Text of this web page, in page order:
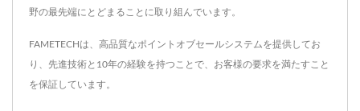
野の最先端にとどまることに取り組んでいます。
FAMETECHは、高品質なポイントオブセールシステムを提供してお
り、先進技術と10年の経験を持つことで、お客様の要求を満たすこと
を保証しています。